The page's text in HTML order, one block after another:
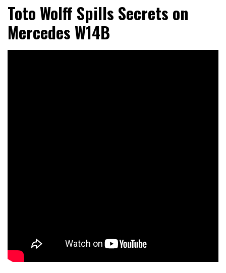
Toto Wolff Spills Secrets on
Mercedes W14B